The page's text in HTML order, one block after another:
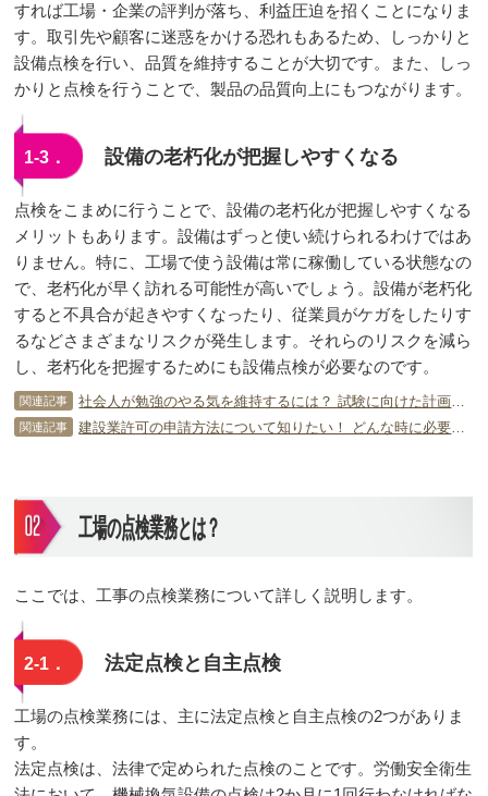
すれば工場・企業の評判が落ち、利益圧迫を招くことになりま
す。取引先や顧客に迷惑をかける恐れもあるため、しっかりと
設備点検を行い、品質を維持することが大切です。また、しっ
かりと点検を行うことで、製品の品質向上にもつながります。
1-3． 設備の老朽化が把握しやすくなる
点検をこまめに行うことで、設備の老朽化が把握しやすくなる
メリットもあります。設備はずっと使い続けられるわけではあ
りません。特に、工場で使う設備は常に稼働している状態なの
で、老朽化が早く訪れる可能性が高いでしょう。設備が老朽化
すると不具合が起きやすくなったり、従業員がケガをしたりす
るなどさまざまなリスクが発生します。それらのリスクを減ら
し、老朽化を把握するためにも設備点検が必要なのです。
関連記事 社会人が勉強のやる気を維持するには？ 試験に向けた計画の立て方は？
関連記事 建設業許可の申請方法について知りたい！ どんな時に必要なるの？
工場の点検業務とは？
ここでは、工事の点検業務について詳しく説明します。
2-1． 法定点検と自主点検
工場の点検業務には、主に法定点検と自主点検の2つがありま
す。
法定点検は、法律で定められた点検のことです。労働安全衛生